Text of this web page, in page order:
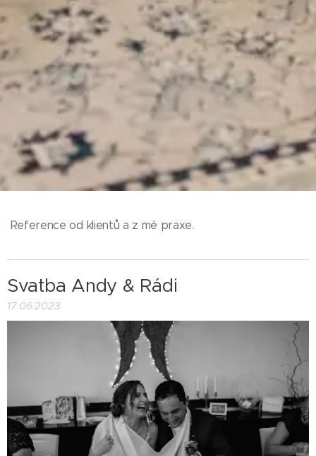
Reference od klientů a z mé praxe.
Svatba Andy & Rádi
17.06.2023